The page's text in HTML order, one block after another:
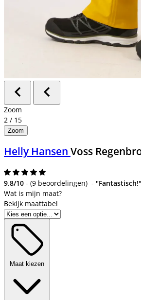
Zoom
2 / 15
Zoom
Helly Hansen Voss
9.8/10 - (9 beoordelingen) - "Fantastisch!"
Bekijk maattabel
Maat kiezen